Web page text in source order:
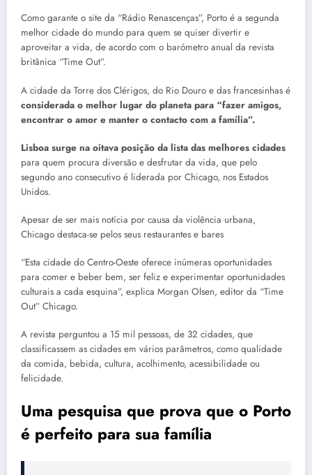
Como garante o site da “Rádio Renascenças”, Porto é a segunda
melhor cidade do mundo para quem se quiser divertir e
aproveitar a vida, de acordo com o barómetro anual da revista
britânica “Time Out”.
A cidade da Torre dos Clérigos, do Rio Douro e das francesinhas é
considerada o melhor lugar do planeta para “fazer amigos,
encontrar o amor e manter o contacto com a família”.
Lisboa surge na oitava posição da lista das melhores cidades
para quem procura diversão e desfrutar da vida, que pelo
segundo ano consecutivo é liderada por Chicago, nos Estados
Unidos.
Apesar de ser mais notícia por causa da violência urbana,
Chicago destaca-se pelos seus restaurantes e bares
“Esta cidade do Centro-Oeste oferece inúmeras oportunidades
para comer e beber bem, ser feliz e experimentar oportunidades
culturais a cada esquina”, explica Morgan Olsen, editor da “Time
Out” Chicago.
A revista perguntou a 15 mil pessoas, de 32 cidades, que
classificassem as cidades em vários parâmetros, como qualidade
da comida, bebida, cultura, acolhimento, acessibilidade ou
felicidade.
Uma pesquisa que prova que o Porto
é perfeito para sua família